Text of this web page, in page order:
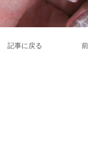
記事に戻る